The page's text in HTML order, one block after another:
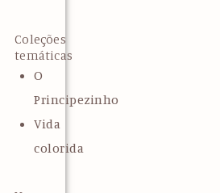
Coleções
temáticas
O
Principezinho
Vida
colorida